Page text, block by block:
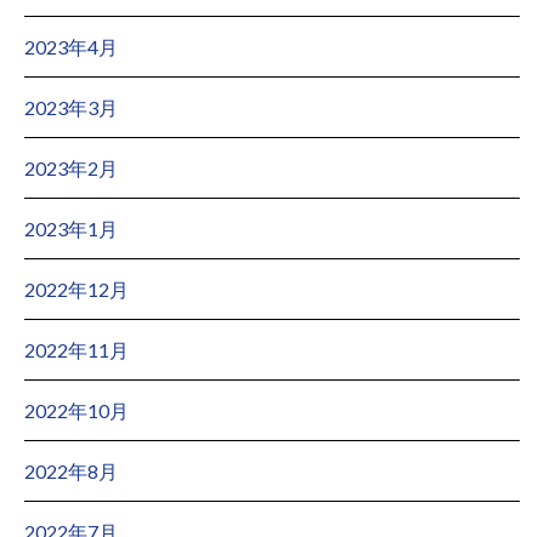
2023年4月
2023年3月
2023年2月
2023年1月
2022年12月
2022年11月
2022年10月
2022年8月
2022年7月